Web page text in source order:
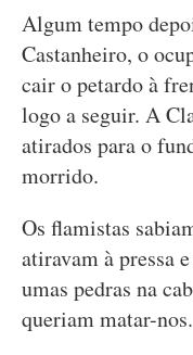
Algum tempo
Castanheiro, o
cair o petardo à
logo a seguir. A
atirados para o
morrido.
Os flamistas
atiravam à pressa
umas pedras na
queriam matar-nos.